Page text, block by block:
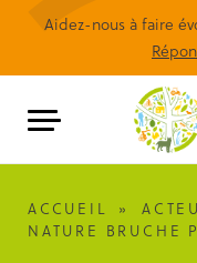
Aidez-nous à faire
ACCUEIL »
NATURE BRUCHE